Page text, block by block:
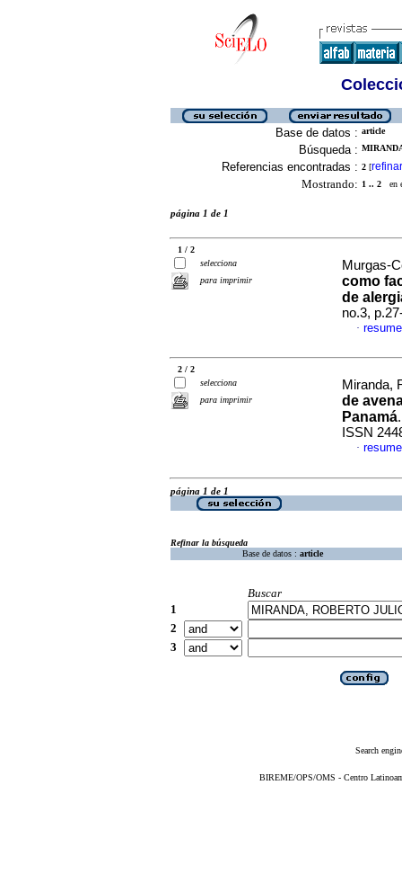
Base de datos : article
Búsqueda :
Referencias encontradas : 2 [refinar
Mostrando: 1 .. 2 en
página 1 de 1
1 / 2
selecciona
para imprimir
Murgas-
como
de
no.3,
·
2 / 2
selecciona
para imprimir
Miranda,
de
Panamá
ISSN
·
página 1 de 1
Refinar la búsqueda
Base de datos : article
Buscar
1
2
3
Search
BIREME/OPS/OMS - Centro